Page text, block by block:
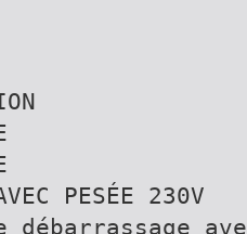
PESÉE 230V
débarrassage